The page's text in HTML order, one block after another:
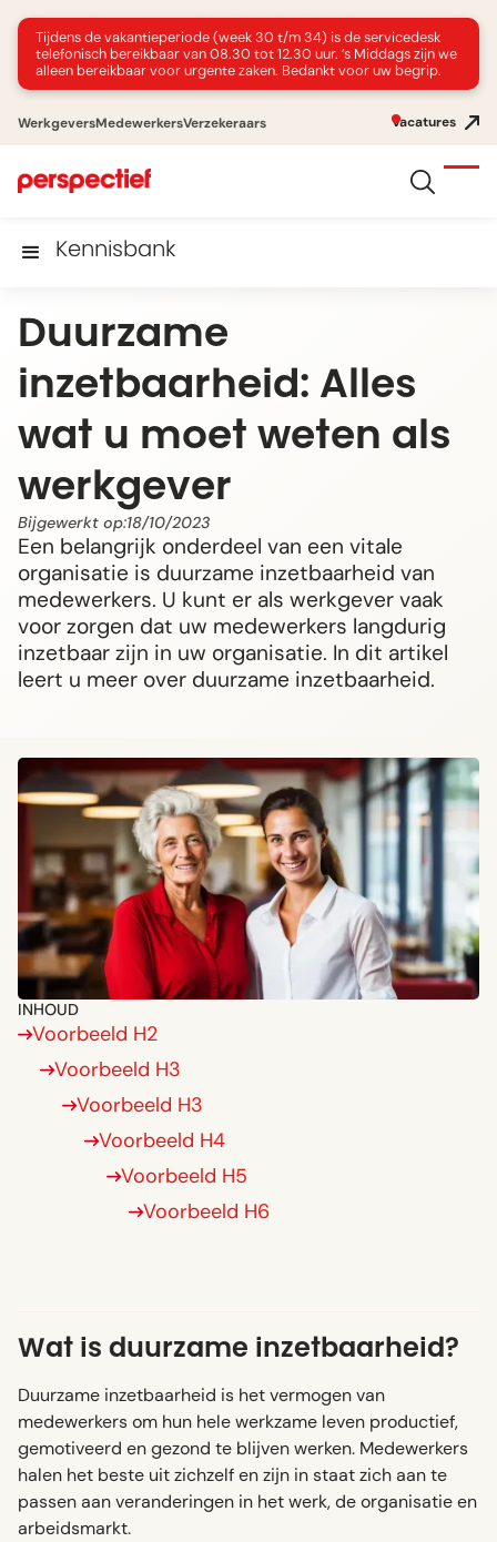
Tijdens de vakantieperiode (week 30 t/m 34) is de servicedesk
telefonisch bereikbaar van 08.30 tot 12.30 uur. ’s Middags zijn we
alleen bereikbaar voor urgente zaken. Bedankt voor uw begrip.
WerkgeversMedewerkersVerzekeraars Vacatures
Kennisbank
Duurzame
inzetbaarheid: Alles
wat u moet weten als
werkgever
Bijgewerkt op:18/10/2023
Een belangrijk onderdeel van een vitale
organisatie is duurzame inzetbaarheid van
medewerkers. U kunt er als werkgever vaak
voor zorgen dat uw medewerkers langdurig
inzetbaar zijn in uw organisatie. In dit artikel
leert u meer over duurzame inzetbaarheid.
INHOUD
Voorbeeld H2
Voorbeeld H3
Voorbeeld H3
Voorbeeld H4
Voorbeeld H5
Voorbeeld H6
Wat is duurzame inzetbaarheid?
Duurzame inzetbaarheid is het vermogen van
medewerkers om hun hele werkzame leven productief,
gemotiveerd en gezond te blijven werken. Medewerkers
halen het beste uit zichzelf en zijn in staat zich aan te
passen aan veranderingen in het werk, de organisatie en
arbeidsmarkt.